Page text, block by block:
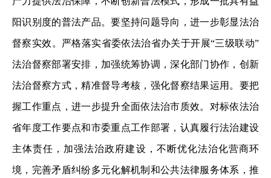
阳识别度的普法产品。要坚持问题导向，进一步彰显法治
督察实效。严格落实省委依法治省办关于开展“三级联动”
法治督察部署安排，加强统筹协调，深化部门协作，创新
法治督察方式，精准督导考核，强化督察结果运用。要把
握工作重点，进一步提升全面依法治市质效。对标依法治
省年度工作要点和市委重点工作部署，认真履行法治建设
主体责任，加强法治政府建设，不断优化法治化营商环
境，完善矛盾纠纷多元化解机制和公共法律服务体系，推